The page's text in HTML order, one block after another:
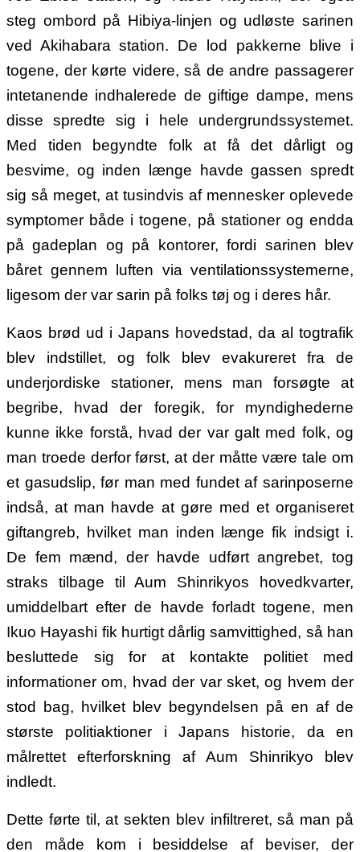
steg ombord på Hibiya-linjen og udløste sarinen
ved Akihabara station. De lod pakkerne blive i
togene, der kørte videre, så de andre passagerer
intetanende indhalerede de giftige dampe, mens
disse spredte sig i hele undergrundssystemet.
Med tiden begyndte folk at få det dårligt og
besvime, og inden længe havde gassen spredt
sig så meget, at tusindvis af mennesker oplevede
symptomer både i togene, på stationer og endda
på gadeplan og på kontorer, fordi sarinen blev
båret gennem luften via ventilationssystemerne,
ligesom der var sarin på folks tøj og i deres hår.
Kaos brød ud i Japans hovedstad, da al togtrafik
blev indstillet, og folk blev evakureret fra de
underjordiske stationer, mens man forsøgte at
begribe, hvad der foregik, for myndighederne
kunne ikke forstå, hvad der var galt med folk, og
man troede derfor først, at der måtte være tale om
et gasudslip, før man med fundet af sarinposerne
indså, at man havde at gøre med et organiseret
giftangreb, hvilket man inden længe fik indsigt i.
De fem mænd, der havde udført angrebet, tog
straks tilbage til Aum Shinrikyos hovedkvarter,
umiddelbart efter de havde forladt togene, men
Ikuo Hayashi fik hurtigt dårlig samvittighed, så han
besluttede sig for at kontakte politiet med
informationer om, hvad der var sket, og hvem der
stod bag, hvilket blev begyndelsen på en af de
største politiaktioner i Japans historie, da en
målrettet efterforskning af Aum Shinrikyo blev
indledt.
Dette førte til, at sekten blev infiltreret, så man på
den måde kom i besiddelse af beviser, der